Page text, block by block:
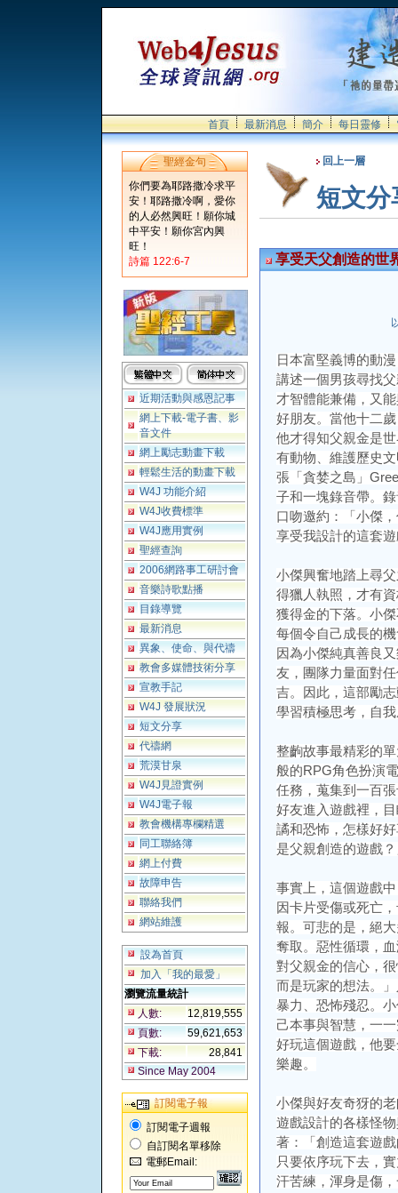
首頁 最新消息 簡介 每日靈修
聖經金句
你們要為耶路撒冷求平
安！耶路撒冷啊，愛你
的人必然興旺！願你城
中平安！願你宮內興
旺！
詩篇 122:6-7
近期活動與感恩記事
網上下載-電子書、影
音文件
網上勵志動畫下載
輕鬆生活的動畫下載
W4J 功能介紹
W4J收費標準
W4J應用實例
聖經查詢
2006網路事工研討會
音樂詩歌點播
目錄導覽
最新消息
異象、使命、與代禱
教會多媒體技術分享
宣教手記
W4J 發展狀況
短文分享
代禱網
荒漠甘泉
W4J見證實例
W4J電子報
教會機構專欄精選
同工聯絡簿
網上付費
故障申告
聯絡我們
網站維護
設為首頁
加入「我的最愛」
瀏覽流量統計
人數:
12,819,555
頁數:
59,621,653
下載:
28,841
Since May 2004
訂閱電子報
訂閱電子週報
自訂閱名單移除
電郵Email:
回上一層
短文分
享受天父創造的世
日本富堅義博的動
講述一個男孩尋找
才智體能兼備，又
好朋友。當他十二
他才得知父親金是
有動物、維護歷史
張「貪婪之島」
子和一塊錄音帶。
口吻邀約：「小傑
享受我設計的這套
小傑興奮地踏上尋
得獵人執照，才有
獲得金的下落。小
每個令自己成長的
因為小傑純真善良
友，團隊力量面對
吉。因此，這部勵
學習積極思考，自
整齣故事最精彩的
般的RPG角色扮演
任務，蒐集到一百
好友進入遊戲裡，
譎和恐怖，怎樣好
是父親創造的遊戲
事實上，這個遊戲
因卡片受傷或死亡
報。可悲的是，絕
奪取。惡性循環，
對父親金的信心，
而是玩家的想法。
暴力、恐怖殘忍。
己本事與智慧，一
好玩這個遊戲，他
樂趣。
小傑與好友奇犽的
遊戲設計的各樣怪
著：「創造這套遊
只要依序玩下去，
汗苦練，渾身是傷